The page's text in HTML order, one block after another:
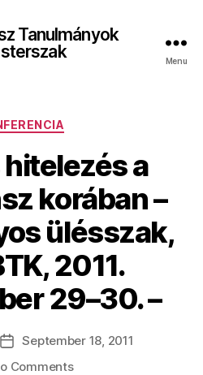
Tanulmányok
Menu
Categories
a
korában –
ülésszak,
2011.
29–30. –
Post
date
September 18, 2011
Commentson